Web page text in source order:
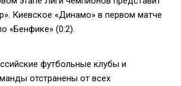
Киевское «Динамо» в первом матче
«Бенфике» (0:2).
футбольные клубы и
отстранены от всех